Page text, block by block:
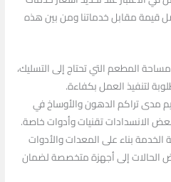
قيمة مقابل خدماتنا ومن بين هذه
المطعم التي تحتاج إلى التسليك،
لتنفيذ العمل بكفاءة.
مدى تراكم الدهون والأوساخ في
الانسدادات تقنيات وأدوات خاصة.
بناء على المعدات والأدوات
الحالات إلى أجهزة متخصصة لضمان